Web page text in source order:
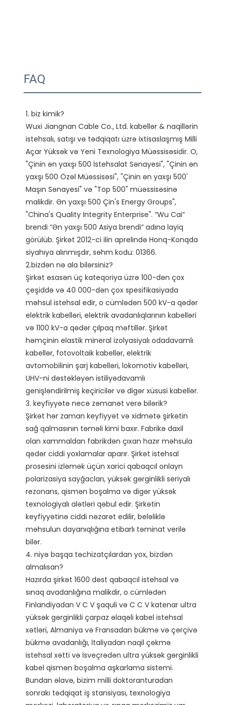
FAQ
1. biz kimik?
Wuxi Jiangnan Cable Co., Ltd. kabellər & naqillərin
istehsalı, satışı və tədqiqatı üzrə ixtisaslaşmış Milli
Açar Yüksək və Yeni Texnologiya Müəssisəsidir. O,
"Çinin ən yaxşı 500 İstehsalat Sənayesi", "Çinin ən
yaxşı 500 Özəl Müəssisəsi", "Çinin ən yaxşı 500'
Maşın Sənayesi" və "Top 500" müəssisəsinə
malikdir. Ən yaxşı 500 Çin's Energy Groups",
"China's Quality Integrity Enterprise". “Wu Cai”
brendi “Ən yaxşı 500 Asiya brendi” adına layiq
görülüb. Şirkət 2012-ci ilin aprelində Honq-Konqda
siyahıya alınmışdır, səhm kodu: 01366.
2.bizdən nə ala bilərsiniz?
Şirkət əsasən üç kateqoriya üzrə 100-dən çox
çeşiddə və 40 000-dən çox spesifikasiyada
məhsul istehsal edir, o cümlədən 500 kV-a qədər
elektrik kabelləri, elektrik avadanlıqlarının kabelləri
və 1100 kV-a qədər çılpaq məftillər. Şirkət
həmçinin elastik mineral izolyasiyalı odadavamlı
kabellər, fotovoltaik kabellər, elektrik
avtomobilinin şarj kabelləri, lokomotiv kabelləri,
UHV-ni dəstəkləyən istiliyədavamlı
genişləndirilmiş keçiricilər və digər xüsusi kabellər.
3. keyfiyyətə necə zəmanət verə bilərik?
Şirkət hər zaman keyfiyyət və xidmətə şirkətin
sağ qalmasının təməli kimi baxır. Fabrikə daxil
olan xammaldan fabrikdən çıxan hazır məhsula
qədər ciddi yoxlamalar aparır. Şirkət istehsal
prosesini izləmək üçün xarici qabaqcıl onlayn
polarizasiya sayğacları, yüksək gərginlikli seriyalı
rezonans, qismən boşalma və digər yüksək
texnologiyalı alətləri qəbul edir. Şirkətin
keyfiyyətinə ciddi nəzarət edilir, beləliklə
məhsulun dayanıqlığına etibarlı təminat verilə
bilər.
4. niyə başqa təchizatçılardan yox, bizdən
almalısan?
Hazırda şirkət 1600 dəst qabaqcıl istehsal və
sınaq avadanlığına malikdir, o cümlədən
Finlandiyadan V C V şaquli və C C V katenar ultra
yüksək gərginlikli çarpaz əlaqəli kabel istehsal
xətləri, Almaniya və Fransadan bükmə və çərçivə
bükmə avadanlığı, İtaliyadan naqil çəkmə
istehsal xətti və İsveçrədən ultra yüksək gərginlikli
kabel qismən boşalma aşkarlama sistemi.
Bundan əlavə, bizim milli doktoranturadan
sonrakı tədqiqat iş stansiyası, texnologiya